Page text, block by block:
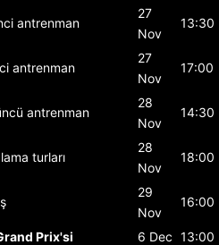
antrenman
27
Nov
13:30
antrenman
27
Nov
17:00
antrenman
28
Nov
14:30
turları
28
Nov
18:00
29
Nov
16:00
Prix'si 6 Dec 13:00